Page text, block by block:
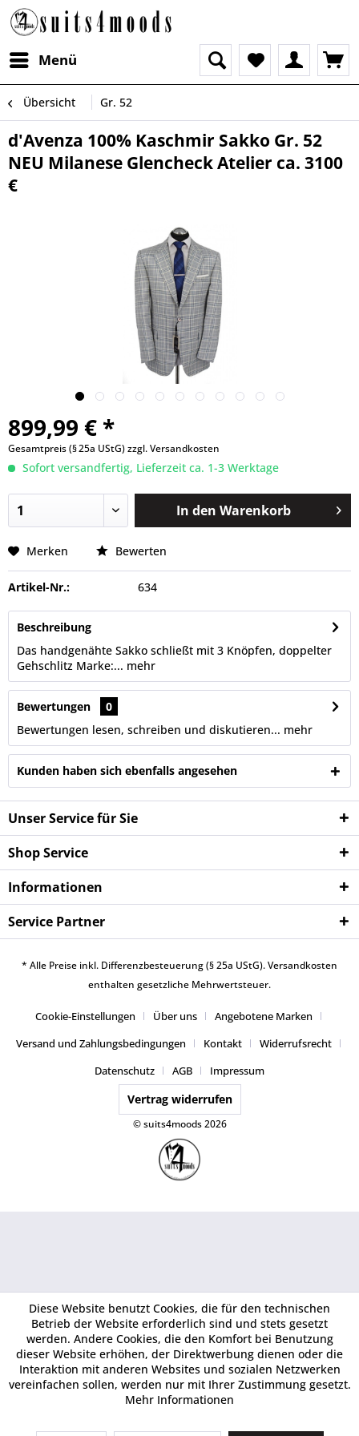
Menü
Übersicht Gr. 52
d'Avenza 100% Kaschmir Sakko Gr. 52
NEU Milanese Glencheck Atelier ca. 3100
€
899,99 € *
Gesamtpreis (§ 25a UStG)zzgl. Versandkosten
Sofort versandfertig, Lieferzeit ca. 1-3 Werktage
In den Warenkorb
Merken Bewerten
Artikel-Nr.: 634
Beschreibung
Das handgenähte Sakko schließt mit 3 Knöpfen, doppelter
Gehschlitz Marke:... mehr
Bewertungen
0
Bewertungen lesen, schreiben und diskutieren... mehr
Kunden haben sich ebenfalls angesehen
Unser Service für Sie
Shop Service
Informationen
Service Partner
* Alle Preise inkl. Differenzbesteuerung (§ 25a UStG).Versandkosten
enthalten gesetzliche Mehrwertsteuer.
Cookie-Einstellungen Über uns
Angebotene Marken
Versand und Zahlungsbedingungen
Kontakt
Widerrufsrecht
Datenschutz
AGB Impressum
Vertrag widerrufen
© suits4moods 2026
Diese Website benutzt Cookies, die für den technischen
Betrieb der Website erforderlich sind und stets gesetzt
werden. Andere Cookies, die den Komfort bei Benutzung
dieser Website erhöhen, der Direktwerbung dienen oder die
Interaktion mit anderen Websites und sozialen Netzwerken
vereinfachen sollen, werden nur mit Ihrer Zustimmung gesetzt.
Mehr Informationen